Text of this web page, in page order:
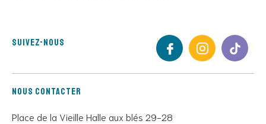
Suivez-nous
Nous contacter
Place de la Vieille Halle aux blés 29-28